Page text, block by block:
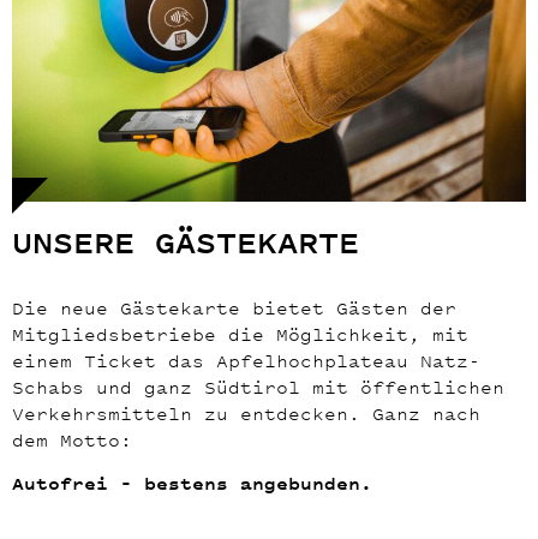
UNSERE GÄSTEKARTE
Die neue Gästekarte bietet Gästen der
Mitgliedsbetriebe die Möglichkeit, mit
einem Ticket das Apfelhochplateau Natz-
Schabs und ganz Südtirol mit öffentlichen
Verkehrsmitteln zu entdecken. Ganz nach
dem Motto:
Autofrei – bestens angebunden.